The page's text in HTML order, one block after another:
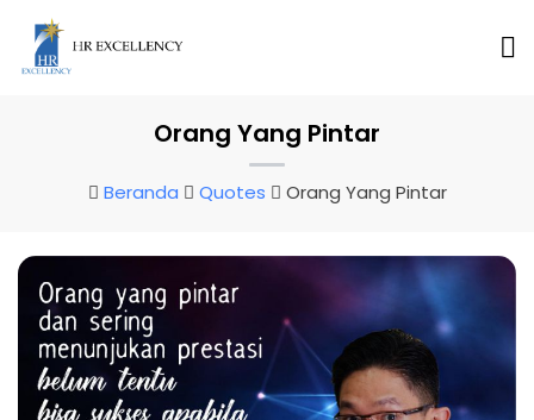
Orang Yang Pintar
Beranda Quotes Orang Yang Pintar